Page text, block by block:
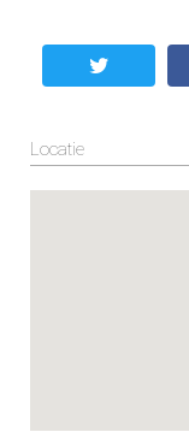
Locatie